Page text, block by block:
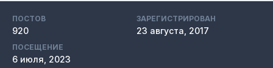
ПОСТОВ
920
ЗАРЕГИСТРИРОВАН
23 августа, 2017
ПОСЕЩЕНИЕ
6 июля, 2023